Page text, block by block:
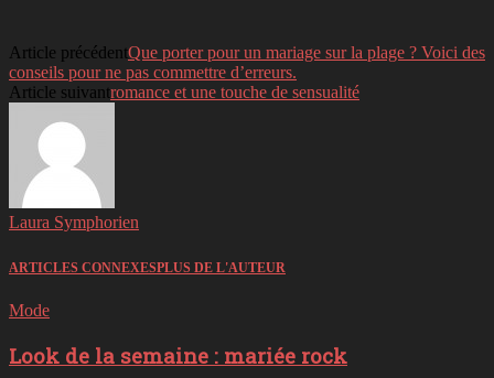
Article précédentQue porter pour un mariage sur la plage ? Voici des
conseils pour ne pas commettre d’erreurs.
Article suivantromance et une touche de sensualité
Laura Symphorien
ARTICLES CONNEXESPLUS DE L'AUTEUR
Mode
Look de la semaine : mariée rock